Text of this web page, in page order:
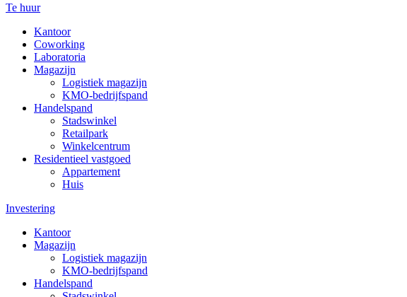
Te huur
Kantoor
Coworking
Laboratoria
Magazijn
Logistiek magazijn
KMO-bedrijfspand
Handelspand
Stadswinkel
Retailpark
Winkelcentrum
Residentieel vastgoed
Appartement
Huis
Investering
Kantoor
Magazijn
Logistiek magazijn
KMO-bedrijfspand
Handelspand